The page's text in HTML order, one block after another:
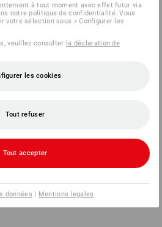
à tout moment avec effet futur via
notre politique de confidentialité. Vous
votre sélection sous « Configurer les
veuillez consulter la déclaration de
les cookies
Tout refuser
Tout accepter
données | Mentions legales